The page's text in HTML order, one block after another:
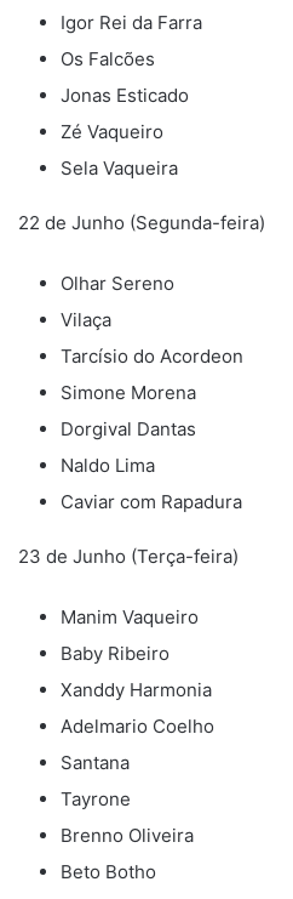
Igor Rei da Farra
Os Falcões
Jonas Esticado
Zé Vaqueiro
Sela Vaqueira
22 de Junho (Segunda-feira)
Olhar Sereno
Vilaça
Tarcísio do Acordeon
Simone Morena
Dorgival Dantas
Naldo Lima
Caviar com Rapadura
23 de Junho (Terça-feira)
Manim Vaqueiro
Baby Ribeiro
Xanddy Harmonia
Adelmario Coelho
Santana
Tayrone
Brenno Oliveira
Beto Botho